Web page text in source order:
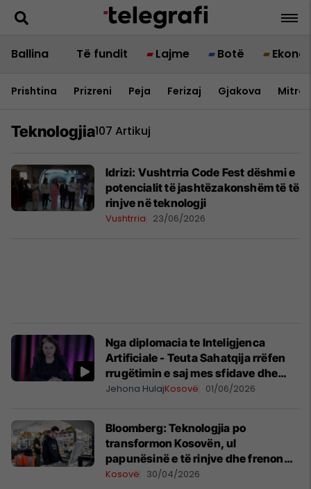
Ballina Të fundit Lajme Botë
Prishtina Prizreni Peja Ferizaj Gjakova
Teknologjia107 Artikuj
Idrizi: Vushtrria Code Fest dëshmi e
potencialit të jashtëzakonshëm të të
rinjve në teknologji
Vushtrria 23/06/2026
Nga diplomacia te Inteligjenca
Artificiale - Teuta Sahatqija rrëfen
rrugëtimin e saj mes sfidave dhe
suksesit
Jehona HulajKosovë 01/06/2026
Bloomberg: Teknologjia po
transformon Kosovën, ul
papunësinë e të rinjve dhe frenon
'ikjen e trurit'
Kosovë 30/04/2026